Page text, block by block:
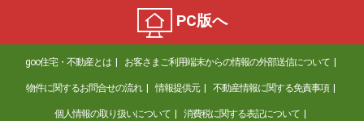
京都府京都市山科区竹鼻外田町
価 格
5万円
住 所
京都府京都市山科区竹鼻外田町
間取り
2DK
PC版へ
goo住宅・不動産とは お客さまご利用端末からの情報の外部送信について
物件に関するお問合せの流れ 情報提供元 不動産情報に関する免責事項
個人情報の取り扱いについて 消費税に関する表記について